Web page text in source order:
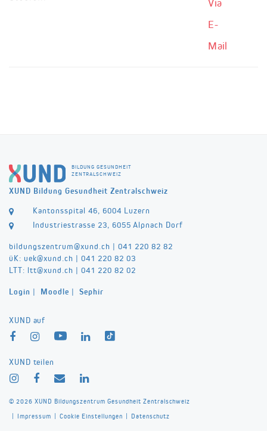
Via
E-
Mail
BILDUNG GESUNDHEIT
ZENTRALSCHWEIZ
XUND Bildung Gesundheit Zentralschweiz
Kantonsspital 46, 6004 Luzern
Industriestrasse 23, 6055 Alpnach Dorf
bildungszentrum@xund.ch | 041 220 82 82
üK: uek@xund.ch | 041 220 82 03
LTT: ltt@xund.ch | 041 220 82 02
Login | Moodle | Sephir
XUND auf
XUND teilen
© 2026 XUND Bildungszentrum Gesundheit Zentralschweiz
| Impressum | Cookie Einstellungen | Datenschutz